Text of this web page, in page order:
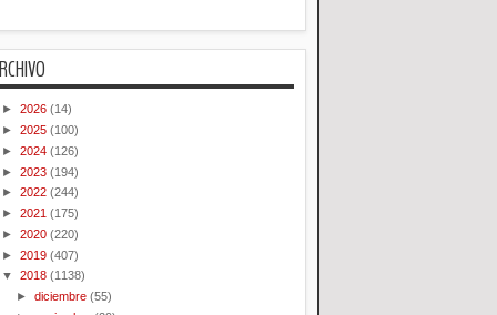
► 2026 (14)
► 2025 (100)
► 2024 (126)
► 2023 (194)
► 2022 (244)
► 2021 (175)
► 2020 (220)
► 2019 (407)
▼ 2018 (1138)
►diciembre (55)